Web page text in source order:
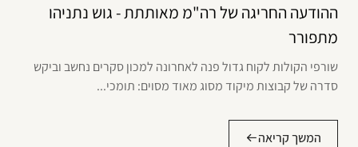
ההודעה החריגה של רה"מ מאותתת - גוש נתניהו
מתפורר
שורפי הקולות לקוח גדול פנה לאחרונה למכון סקרים נחשב וביקש
סדרה של קבוצות מיקוד מסוג מאוד מסוים: תומכי...
המשך קריאה